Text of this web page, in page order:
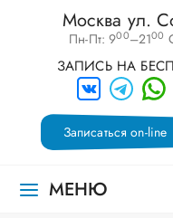
Москва ул.
Пн-Пт: 900–2100
ЗАПИСЬ НА
Записаться on-line
МЕНЮ